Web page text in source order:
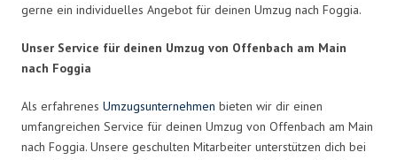
gerne ein individuelles Angebot für deinen Umzug nach Foggia.
Unser Service für deinen Umzug von Offenbach am Main
nach Foggia
Als erfahrenes Umzugsunternehmen bieten wir dir einen
umfangreichen Service für deinen Umzug von Offenbach am Main
nach Foggia. Unsere geschulten Mitarbeiter unterstützen dich bei